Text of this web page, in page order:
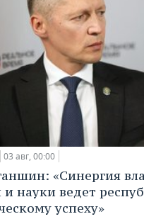
03 авг, 00:00
«Синергия
науки ведет
успеху»